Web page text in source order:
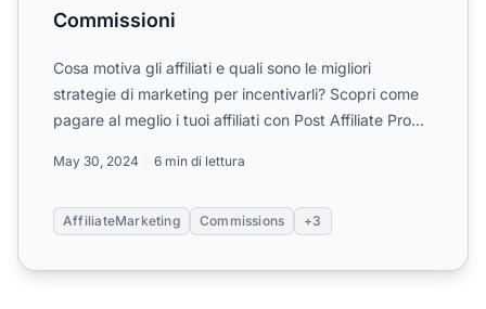
Commissioni
Cosa motiva gli affiliati e quali sono le migliori
strategie di marketing per incentivarli? Scopri come
pagare al meglio i tuoi affiliati con Post Affiliate Pro...
May 30, 2024 6 min di lettura
AffiliateMarketing Commissions +3